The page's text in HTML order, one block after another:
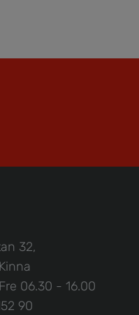
32,
06.30 - 16.00
90